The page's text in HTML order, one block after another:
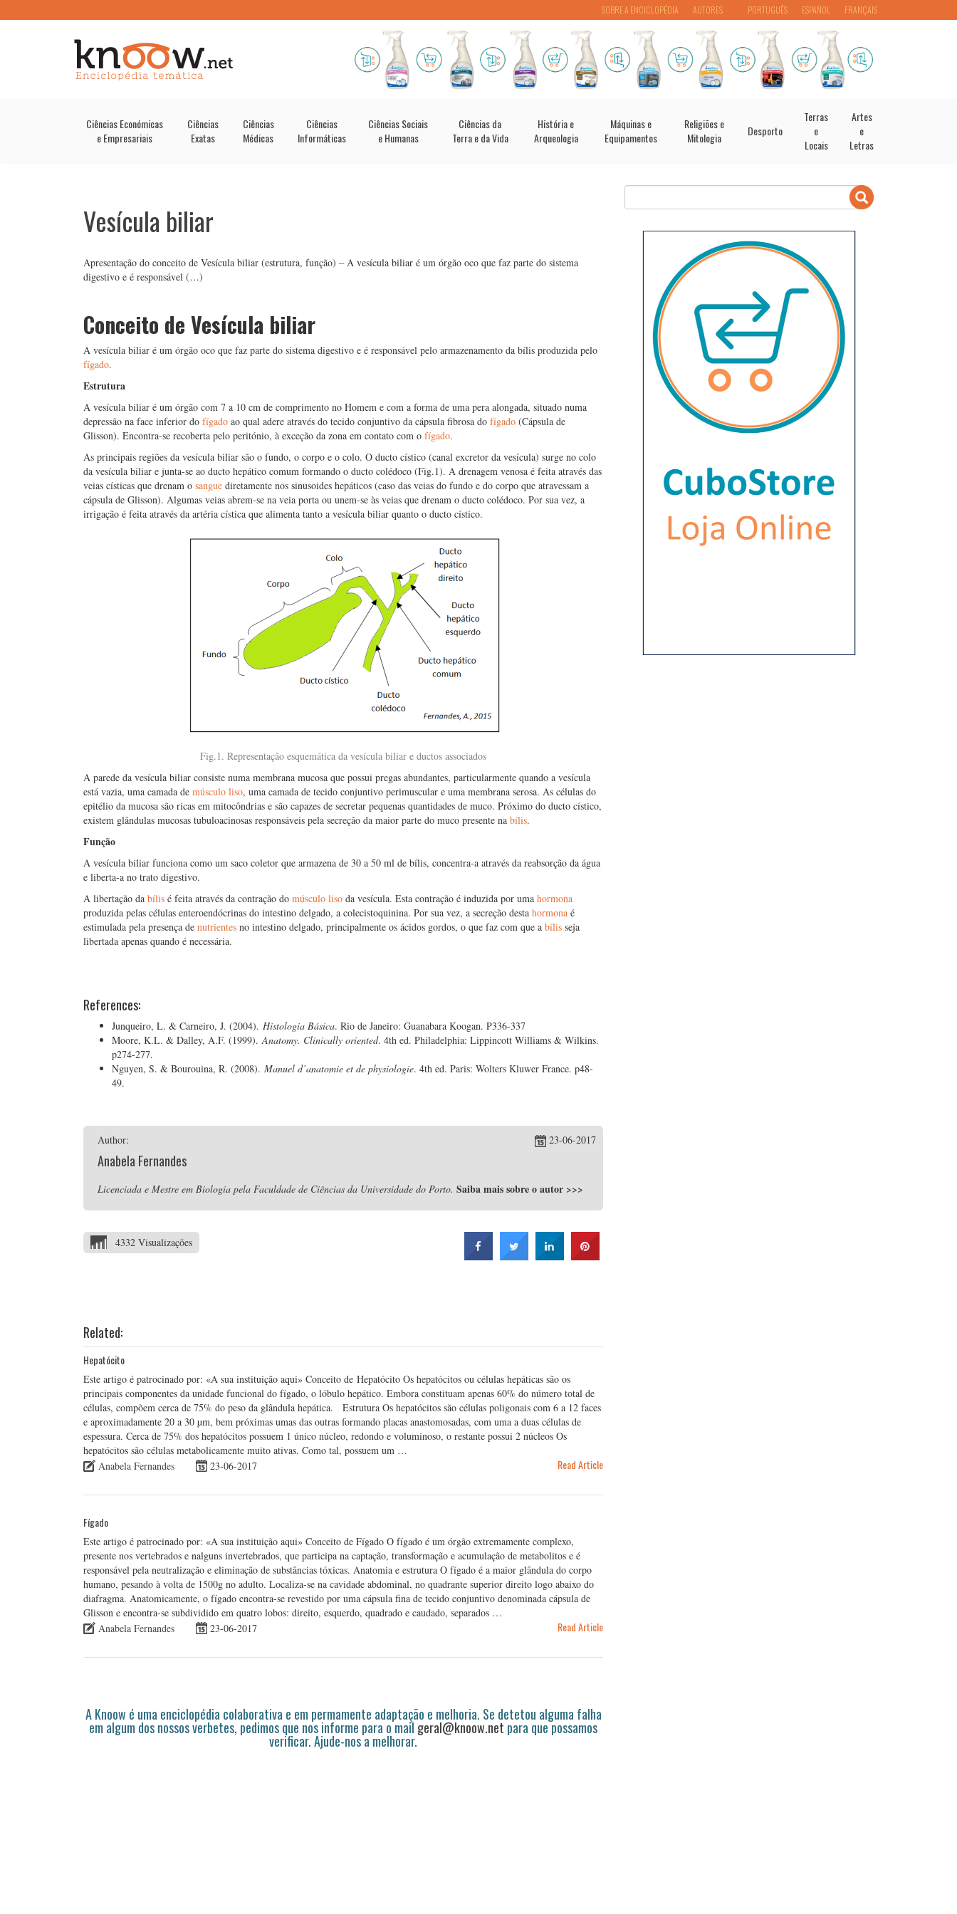
PORTUGUÊS ESPAÑOL FRANÇAIS
SOBRE A ENCICLOPÉDIA AUTORES
Ciências Económicas
e Empresariais
Ciências
Exatas
Ciências
Médicas
Ciências
Informáticas
Ciências Sociais
e Humanas
Ciências da
Terra e da Vida
História e
Arqueologia
Máquinas e
Equipamentos
Religiões e
Mitologia
Desporto
Terras
e
Locais
Artes
e
Letras
Vesícula biliar
Apresentação do conceito de Vesícula biliar (estrutura, função) – A vesícula biliar é um órgão oco que faz parte do sistema
digestivo e é responsável (…)
Conceito de Vesícula biliar
A vesícula biliar é um órgão oco que faz parte do sistema digestivo e é responsável pelo armazenamento da bílis produzida pelo
fígado.
Estrutura
A vesícula biliar é um órgão com 7 a 10 cm de comprimento no Homem e com a forma de uma pera alongada, situado numa
depressão na face inferior do fígado ao qual adere através do tecido conjuntivo da cápsula fibrosa do fígado (Cápsula de
Glisson). Encontra-se recoberta pelo peritónio, à exceção da zona em contato com o fígado.
As principais regiões da vesícula biliar são o fundo, o corpo e o colo. O ducto cístico (canal excretor da vesícula) surge no colo
da vesícula biliar e junta-se ao ducto hepático comum formando o ducto colédoco (Fig.1). A drenagem venosa é feita através das
veias císticas que drenam o sangue diretamente nos sinusoides hepáticos (caso das veias do fundo e do corpo que atravessam a
cápsula de Glisson). Algumas veias abrem-se na veia porta ou unem-se às veias que drenam o ducto colédoco. Por sua vez, a
irrigação é feita através da artéria cística que alimenta tanto a vesícula biliar quanto o ducto cístico.
Fig.1. Representação esquemática da vesícula biliar e ductos associados
A parede da vesícula biliar consiste numa membrana mucosa que possui pregas abundantes, particularmente quando a vesícula
está vazia, uma camada de músculo liso, uma camada de tecido conjuntivo perimuscular e uma membrana serosa. As células do
epitélio da mucosa são ricas em mitocôndrias e são capazes de secretar pequenas quantidades de muco. Próximo do ducto cístico,
existem glândulas mucosas tubuloacinosas responsáveis pela secreção da maior parte do muco presente na bílis.
Função
A vesícula biliar funciona como um saco coletor que armazena de 30 a 50 ml de bílis, concentra-a através da reabsorção da água
e liberta-a no trato digestivo.
A libertação da bílis é feita através da contração do músculo liso da vesícula. Esta contração é induzida por uma hormona
produzida pelas células enteroendócrinas do intestino delgado, a colecistoquinina. Por sua vez, a secreção desta hormona é
estimulada pela presença de nutrientes no intestino delgado, principalmente os ácidos gordos, o que faz com que a bílis seja
libertada apenas quando é necessária.
References:
Junqueiro, L. & Carneiro, J. (2004). Histologia Básica. Rio de Janeiro: Guanabara Koogan. P336-337
Moore, K.L. & Dalley, A.F. (1999).Anatomy. Clinically oriented. 4th ed. Philadelphia: Lippincott Williams & Wilkins.
p274-277.
Nguyen, S. & Bourouina, R. (2008). Manuel d’anatomie et de physiologie. 4th ed. Paris: Wolters Kluwer France. p48-
49.
Author:
Anabela Fernandes
23-06-2017
Licenciada e Mestre em Biologia pela Faculdade de Ciências da Universidade do Porto. Saiba mais sobre o autor >>>
4332 Visualizações
Related:
Hepatócito
Este artigo é patrocinado por: «A sua instituição aqui» Conceito de Hepatócito Os hepatócitos ou células hepáticas são os
principais componentes da unidade funcional do fígado, o lóbulo hepático. Embora constituam apenas 60% do número total de
células, compõem cerca de 75% do peso da glândula hepática. Estrutura Os hepatócitos são células poligonais com 6 a 12 faces
e aproximadamente 20 a 30 µm, bem próximas umas das outras formando placas anastomosadas, com uma a duas células de
espessura. Cerca de 75% dos hepatócitos possuem 1 único núcleo, redondo e voluminoso, o restante possui 2 núcleos Os
hepatócitos são células metabolicamente muito ativas. Como tal, possuem um …
Anabela Fernandes
23-06-2017 Read Article
Fígado
Este artigo é patrocinado por: «A sua instituição aqui» Conceito de Fígado O fígado é um órgão extremamente complexo,
presente nos vertebrados e nalguns invertebrados, que participa na captação, transformação e acumulação de metabolitos e é
responsável pela neutralização e eliminação de substâncias tóxicas. Anatomia e estrutura O fígado é a maior glândula do corpo
humano, pesando à volta de 1500g no adulto. Localiza-se na cavidade abdominal, no quadrante superior direito logo abaixo do
diafragma. Anatomicamente, o fígado encontra-se revestido por uma cápsula fina de tecido conjuntivo denominada cápsula de
Glisson e encontra-se subdividido em quatro lobos: direito, esquerdo, quadrado e caudado, separados …
Anabela Fernandes
23-06-2017 Read Article
A Knoow é uma enciclopédia colaborativa e em permamente adaptação e melhoria. Se detetou alguma falha
em algum dos nossos verbetes, pedimos que nos informe para o mail geral@knoow.net para que possamos
verificar. Ajude-nos a melhorar.